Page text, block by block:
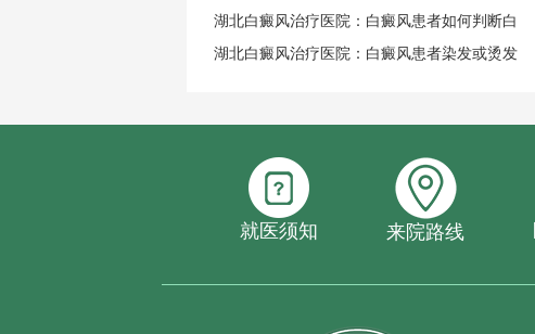
湖北白癜风治疗医院：白癜风患者如何判断白
湖北白癜风治疗医院：白癜风患者染发或烫发
就医须知 来院路线